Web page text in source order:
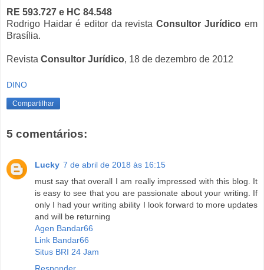
RE 593.727 e HC 84.548
Rodrigo Haidar é editor da revistaConsultor Jurídico em
Brasília.
Revista Consultor Jurídico, 18 de dezembro de 2012
DINO
Compartilhar
5 comentários:
Lucky 7 de abril de 2018 às 16:15
must say that overall I am really impressed with this blog. It
is easy to see that you are passionate about your writing. If
only I had your writing ability I look forward to more updates
and will be returning
Agen Bandar66
Link Bandar66
Situs BRI 24 Jam